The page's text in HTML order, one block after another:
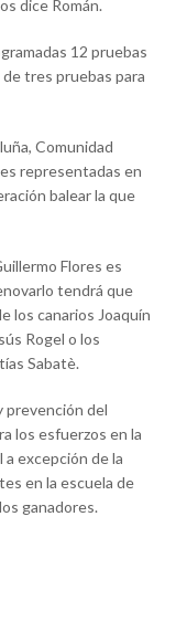
dice Román.
12 pruebas
tres pruebas para
Comunidad
representadas en
balear la que
Flores es
tendrá que
los canarios Joaquín
Rogel o los
Sabatè.
prevención del
los esfuerzos en la
excepción de la
en la escuela de
ganadores.